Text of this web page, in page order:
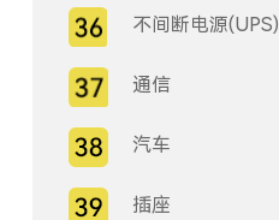
不间断电源(UPS)
通信
汽车
插座